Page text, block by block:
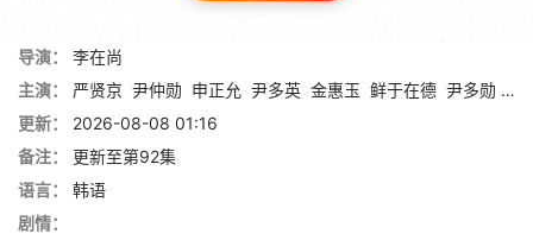
导演：
李在尚
主演：
严贤京 尹仲勋 申正允 尹多英 金惠玉 鲜于在德 尹多勋 文
更新：
2026-08-08 01:16
备注：
更新至第92集
语言：
韩语
剧情：